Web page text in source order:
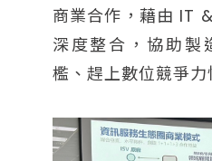
商業合作，藉由 IT
深度整合，協助製
檻、趕上數位競爭力